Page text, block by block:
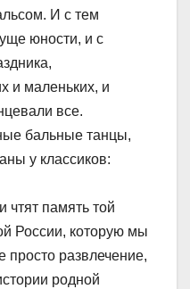
И с тем
юности, и с
и маленьких, и
все.
бальные танцы,
у классиков:
чтят память той
России, которую мы
просто развлечение,
родной